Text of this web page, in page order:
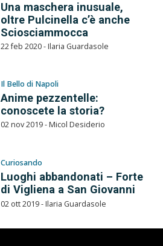
Una maschera inusuale,
oltre Pulcinella c’è anche
Sciosciammocca
22 feb 2020 - Ilaria Guardasole
Il Bello di Napoli
Anime pezzentelle:
conoscete la storia?
02 nov 2019 - Micol Desiderio
Curiosando
Luoghi abbandonati – Forte
di Vigliena a San Giovanni
02 ott 2019 - Ilaria Guardasole